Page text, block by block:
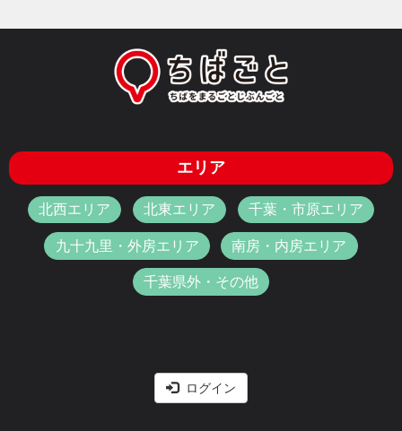
エリア
北西エリア 北東エリア 千葉・市原エリア
九十九里・外房エリア 南房・内房エリア
千葉県外・その他
ログイン